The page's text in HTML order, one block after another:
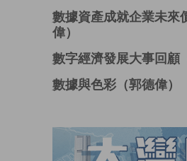
數據資產成就企業未來
偉）
數字經濟發展大事回顧
數據與色彩（郭德偉）